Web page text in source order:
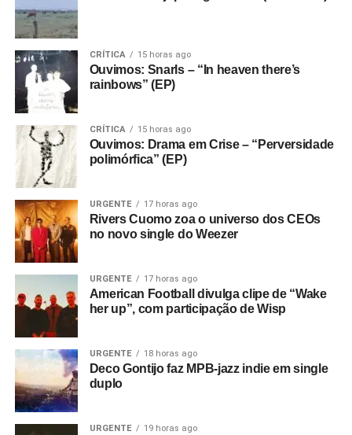
shoegaze de
diz: “luzes prateadas dançando ao redor do seu rosto /
não consigo acompanhar o ritmo”) e no dream pop
tranquilo de
Dreamer. Já a faixa-título é quase hi-NRG,
dançante, com início eletronificado e synthpopizado, só
que tudo bastante sonhador e psicodélico – encerrando
com uma rajada de microfonia daquelas.
Uma ouvida com atenção no Just Mustard revela que o
som deles tem bastante a ver com uma certa onda que
tomou conta do rock inglês e norte-americano nos anos
1980. Foi quando de uma hora para outra começaram a
falar em neo-psicodelia e várias bandas apareciam
unindo climas pós-punk a vibrações bem sixties – bandas
como Primal Scream, The Pastels e até mesmo o Jesus
and Mary Chain tinham a ver com isso.
Essa onda surge no clima enevoado, quase como se
você tivesse dificuldade para enxergar na neblina, de
Somewhere
. Também está no drone, que chega a lembrar
uma orquestra se aquecendo, que toma conta de
steps. Por outro lado,
baseado numa espécie de som de ferro rangendo, que
CRÍTICA 15 horas ago
Ouvimos: Snarls – “In heaven there’s
rainbows” (EP)
CRÍTICA 15 horas ago
Ouvimos: Drama em Crise – “Perversidade
polimórfica” (EP)
URGENTE 17 horas ago
Rivers Cuomo zoa o universo dos CEOs
no novo single do Weezer
URGENTE 17 horas ago
American Football divulga clipe de “Wake
her up”, com participação de Wisp
URGENTE 18 horas ago
Deco Gontijo faz MPB-jazz indie em single
duplo
URGENTE 19 horas ago